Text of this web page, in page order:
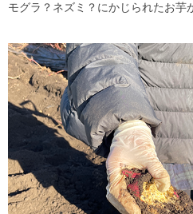
モグラ？ネズミ？にかじられたお芋